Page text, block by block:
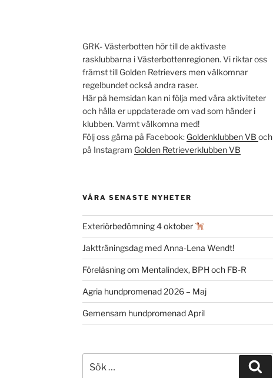
GRK- Västerbotten hör till de aktivaste
rasklubbarna i Västerbottenregionen. Vi riktar oss
främst till Golden Retrievers men välkomnar
regelbundet också andra raser.
Här på hemsidan kan ni följa med våra aktiviteter
och hålla er uppdaterade om vad som händer i
klubben. Varmt välkomna med!
Följ oss gärna på Facebook: Goldenklubben VB och
på Instagram Golden Retrieverklubben VB
VÅRA SENASTE NYHETER
Exteriörbedömning 4 oktober
Jaktträningsdag med Anna-Lena Wendt!
Föreläsning om Mentalindex, BPH och FB-R
Agria hundpromenad 2026 – Maj
Gemensam hundpromenad April
efter: